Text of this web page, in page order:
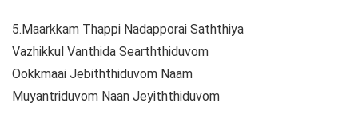
5.Maarkkam Thappi Nadapporai Saththiya
Vazhikkul Vanthida Searththiduvom
Ookkmaai Jebiththiduvom Naam
Muyantriduvom Naan Jeyiththiduvom